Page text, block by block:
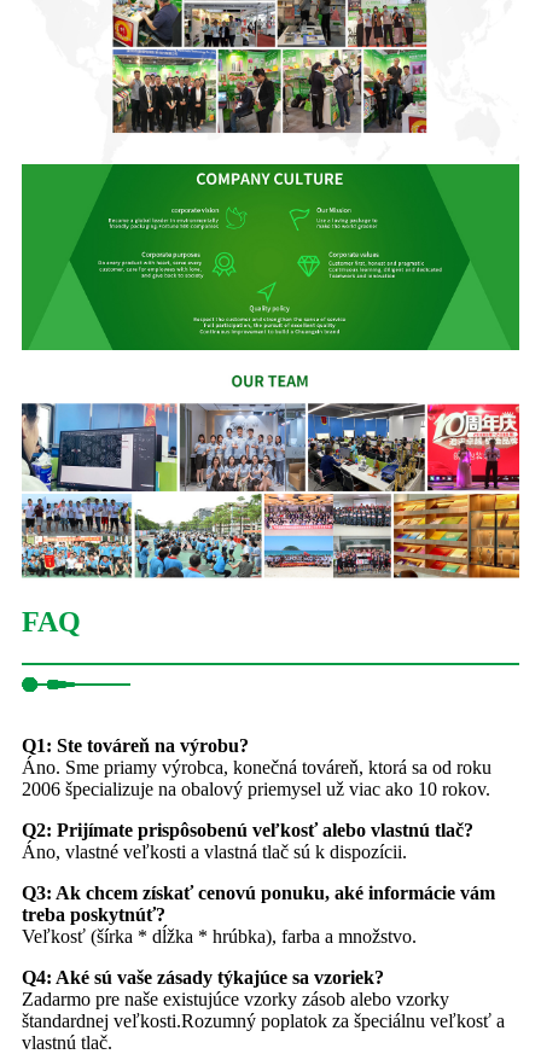
FAQ
Q1: Ste továreň na výrobu?
Áno. Sme priamy výrobca, konečná továreň, ktorá sa od roku
2006 špecializuje na obalový priemysel už viac ako 10 rokov.
Q2: Prijímate prispôsobenú veľkosť alebo vlastnú tlač?
Áno, vlastné veľkosti a vlastná tlač sú k dispozícii.
Q3: Ak chcem získať cenovú ponuku, aké informácie vám
treba poskytnúť?
Veľkosť (šírka * dĺžka * hrúbka), farba a množstvo.
Q4: Aké sú vaše zásady týkajúce sa vzoriek?
Zadarmo pre naše existujúce vzorky zásob alebo vzorky
štandardnej veľkosti.Rozumný poplatok za špeciálnu veľkosť a
vlastnú tlač.